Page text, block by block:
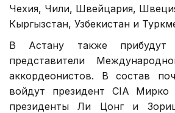
Чехия, Чили, Швейцария,
Кыргызстан, Узбекистан и
В Астану также прибудут
представители
аккордеонистов. В состав
войдут президент CIA Мирко
президенты Ли Цонг и